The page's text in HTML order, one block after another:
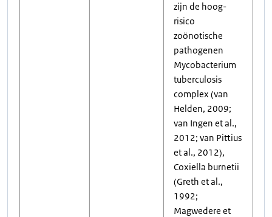
zijn de hoog-
risico
zoönotische
pathogenen
Mycobacterium
tuberculosis
complex (van
Helden, 2009;
van Ingen et al.,
2012; van Pittius
et al., 2012),
Coxiella burnetii
(Greth et al.,
1992;
Magwedere et